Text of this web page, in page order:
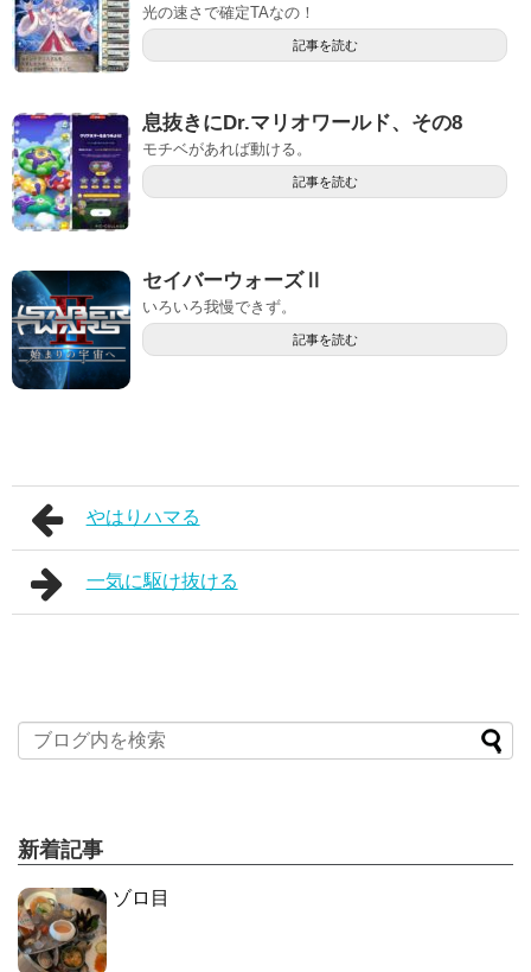
光の速さで確定TAなの！
記事を読む
息抜きにDr.マリオワールド、その8
モチベがあれば動ける。
記事を読む
セイバーウォーズⅡ
いろいろ我慢できず。
記事を読む
やはりハマる
一気に駆け抜ける
新着記事
ゾロ目